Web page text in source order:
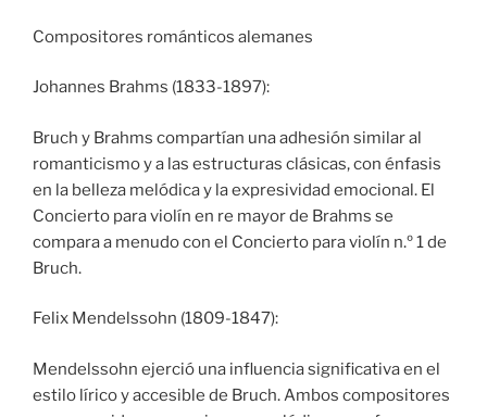
Compositores románticos alemanes
Johannes Brahms (1833-1897):
Bruch y Brahms compartían una adhesión similar al
romanticismo y a las estructuras clásicas, con énfasis
en la belleza melódica y la expresividad emocional. El
Concierto para violín en re mayor de Brahms se
compara a menudo con el Concierto para violín n.º 1 de
Bruch.
Felix Mendelssohn (1809-1847):
Mendelssohn ejerció una influencia significativa en el
estilo lírico y accesible de Bruch. Ambos compositores